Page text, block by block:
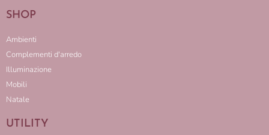
SHOP
Ambienti
Complementi d'arredo
Illuminazione
Mobili
Natale
UTILITY